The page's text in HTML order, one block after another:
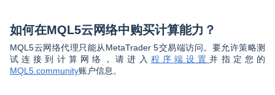
如何在MQL5云网络中购买计算能力？
MQL5云网络代理只能从MetaTrader 5交易端访问。要允许策略测
试连接到计算网络，请进入 程序端设置并指定您的
MQL5.community账户信息。